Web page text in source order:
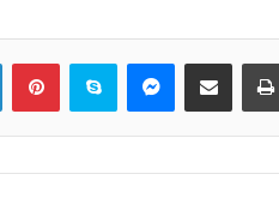
LinkedInPinterestSkype Messenger
Compartir via